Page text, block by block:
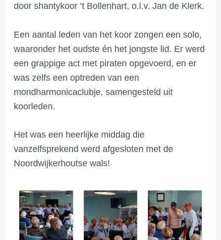
door shantykoor ’t Bollenhart, o.l.v. Jan de Klerk.
Een aantal leden van het koor zongen een solo,
waaronder het oudste én het jongste lid. Er werd
een grappige act met piraten opgevoerd, en er
was zelfs een optreden van een
mondharmonicaclubje, samengesteld uit
koorleden.
Het was een heerlijke middag die
vanzelfsprekend werd afgesloten met de
Noordwijkerhoutse wals!